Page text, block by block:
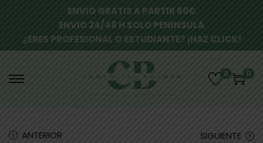
ENVIO GRATIS A PARTIR 60€
ENVIO 24/48 H SOLO PENINSULA
¿ERES PROFESIONAL O ESTUDIANTE? ¡HAZ CLICK!
0 0
ANTERIOR SIGUIENTE